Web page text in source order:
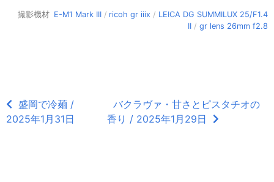
撮影機材 E-M1 Mark III / ricoh gr iiix / LEICA DG SUMMILUX 25/F1.4
II / gr lens 26mm f2.8
盛岡で冷麺 /
2025年1月31日
バクラヴァ・甘さとピスタチオの
香り / 2025年1月29日